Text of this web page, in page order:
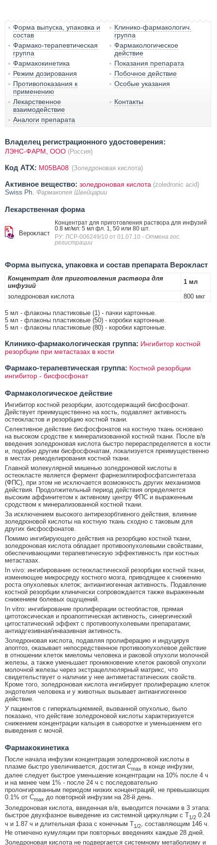
Форма выпуска, упаковка и
состав
Клинико-фармакологич.
группа
Фармако-терапевтическая
группа
Фармакологическое
действие
Фармакокинетика
Показания препарата
Режим дозирования
Побочное действие
Противопоказания к
применению
Особые указания
Лекарственное
взаимодействие
Контакты
Аналоги препарата
Владелец регистрационного удостоверения:
ЛЭНС-ФАРМ, ООО (Россия)
Код ATX: M05BA08 (Золедроновая кислота)
Активное вещество: золедроновая кислота (zoledronic acid)
Swiss Ph. Фармакопея Швейцарии
Лекарственная форма
Верокласт
Концентрат для приготовления раствора для инфузий
0.8 мг/мл: 5 мл фл. 1, 50 или 80 шт.
РУ: ЛСР-006249/10 от 01.07.10 - Отмена гос.
регистрации
Форма выпуска, упаковка и состав препарата Верокласт
Концентрат для приготовления раствора для
инфузий
1 мл
золедроновая кислота
800 мкг
5 мл - флаконы пластиковые (1) - пачки картонные.
5 мл - флаконы пластиковые (50) - коробки картонные.
5 мл - флаконы пластиковые (80) - коробки картонные.
Клинико-фармакологическая группа: Ингибитор костной
резорбции при метастазах в кости
Фармако-терапевтическая группа: Костной резорбции
ингибитор - бисфосфонат
Фармакологическое действие
Ингибитор костной резорбции, азотсодержащий бисфосфонат.
Действует преимущественно на кость, подавляет активность
остеокластов и резорбцию костной ткани.
Селективное действие бисфосфонатов на костную ткань основано
на высоком сродстве к минерализованной костной ткани. После в/в
введения золедроновая кислота быстро перераспределяется в кости
и, подобно другим бисфосфонатам, локализуется преимущественно
в местах ремоделирования костной ткани.
Главной молекулярной мишенью золедроновой кислоты в
остеокласте является фермент фарнезилпирофосфатсинтетаза
(ФПС), при этом не исключается возможность других механизмов
действия. Продолжительный период действия определяется
высоким аффинитетом к активному центру ФПС и выраженным
сродством к минерализованной костной ткани.
За исключением высокого антирезорбтивного действия, влияние
золедроновой кислоты на костную ткань сходно с таковым для
других бисфосфонатов.
Помимо ингибирующего действия на резорбцию костной ткани,
золедроновая кислота обладает противоопухолевыми свойствами,
обеспечивающими терапевтическую эффективность при костных
метастазах.
In vivo: ингибирование остеокластической резорбции костной ткани,
изменяющее микросреду костного мозга, приводящее к снижению
роста опухолевых клеток; антиангиогенная активность. Подавление
костной резорбции клинически сопровождается также выраженным
снижением болевых ощущений.
In vitro: ингибирование пролиферации остеобластов, прямая
цитотоксическая и проапоптическая активность, синергический
цитостатический эффект с противоопухолевыми препаратами;
антиадгезивная/инвазивная активность.
Золедроновая кислота, подавляя пролиферацию и индуцируя
апоптоз, оказывает непосредственное противоопухолевое действие
в отношении клеток миеломы человека и раковой опухоли молочной
железы, а также уменьшает проникновение клеток раковой опухоли
молочной железы через экстрацеллюлярный матрикс, что
свидетельствует о наличии у нее антиметастатических свойств.
Кроме того, золедроновая кислота ингибирует пролиферацию клеток
эндотелия человека и у животных вызывает антиангиогенное
действие.
У пациентов с гиперкальциемией, вызванной опухолью, было
показано, что действие золедроновой кислоты характеризуется
снижением концентрации кальция в сыворотке и уменьшением его
выведения с мочой.
Фармакокинетика
После начала инфузии концентрация золедроновой кислоты в
плазме быстро увеличивается, достигая Cmax в конце инфузии,
далее следует быстрое уменьшение концентрации на 10% после 4 ч
и на менее чем 1% - после 24 ч с последовательно
пролонгированным периодом низких концентраций, не превышающих
0.1% от Cmax до повторной инфузии на 28-й день.
Золедроновая кислота, введенная в/в, выводится почками в 3 этапа:
быстрое двухфазное выведение из системной циркуляции с T1/2 0.24
ч и 1.87 ч и длительная фаза с конечным T1/2, составляющим 146 ч.
Не отмечено кумуляции при повторных введениях каждые 28 дней.
Золедроновая кислота не подвергается системному метаболизму и